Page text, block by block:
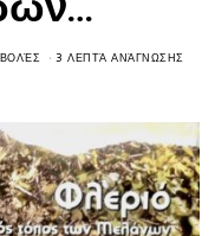
3 ΛΕΠΤΆ ΑΝΆΓΝΩΣΗΣ